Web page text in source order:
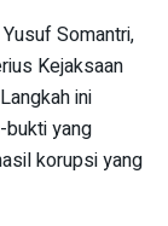
Somantri,
Kejaksaan
ini
bukti yang
korupsi yang